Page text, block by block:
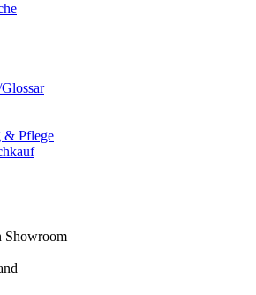
& Pflege
Showroom